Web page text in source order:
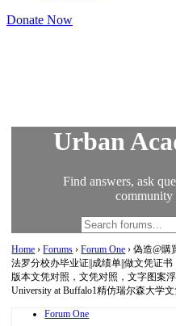
Donate Now
Urban
Find answers, ask
community
Home › Forums › Forum One › 偽造@購
法罗分校办毕业证||成绩单||做文凭证
版本文凭对照，文凭对照，文字图案
University at Buffalo1精仿瑞尔森大学文
Forum One